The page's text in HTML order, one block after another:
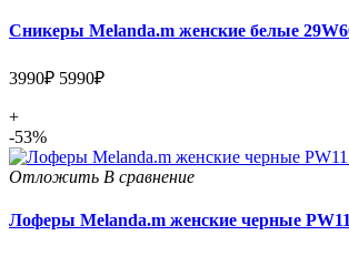
Сникеры Melanda.m женские белые
3990₽ 5990₽
+
-53%
Отложить В сравнение
Лоферы Melanda.m женские черные